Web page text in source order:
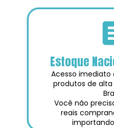
Estoque
Acesso
produtos de
Você não
reais